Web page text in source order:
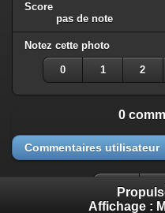
Score
pas de note
Notez cette photo
0 1 2
0
Commentaires utilisateur
Affichage :